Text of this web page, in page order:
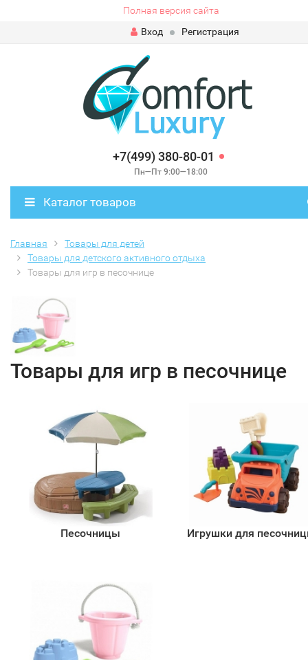
Полная версия сайта
Вход
Регистрация
+7(499) 380-80-01
Пн—Пт 9:00—18:00
Каталог товаров
Главная
Товары для детей
Товары для детского активного отдыха
Товары для игр в песочнице
Товары для игр в песочнице
Песочницы Игрушки для